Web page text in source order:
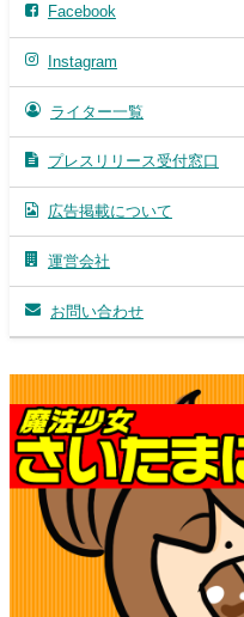
Facebook
Instagram
ライター一覧
プレスリリース受付窓口
広告掲載について
運営会社
お問い合わせ